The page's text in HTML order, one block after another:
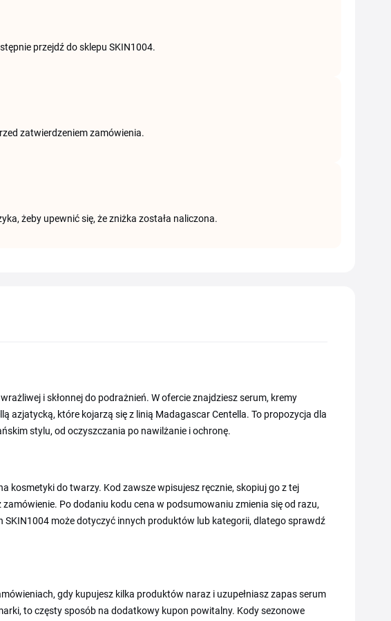
przejdź do sklepu SKIN1004.
zatwierdzeniem zamówienia.
żeby upewnić się, że zniżka została naliczona.
i skłonnej do podrażnień. W ofercie znajdziesz serum, kremy
azjatycką, które kojarzą się z linią Madagascar Centella. To propozycja dla
stylu, od oczyszczania po nawilżanie i ochronę.
kosmetyki do twarzy. Kod zawsze wpisujesz ręcznie, skopiuj go z tej
Po dodaniu kodu cena w podsumowaniu zmienia się od razu,
może dotyczyć innych produktów lub kategorii, dlatego sprawdź
gdy kupujesz kilka produktów naraz i uzupełniasz zapas serum
to częsty sposób na dodatkowy kupon powitalny. Kody sezonowe